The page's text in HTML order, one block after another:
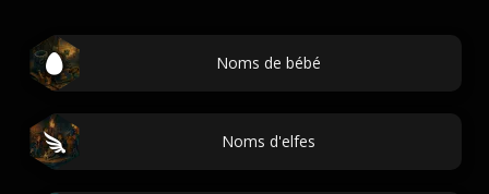
Noms de bébé
Noms d'elfes